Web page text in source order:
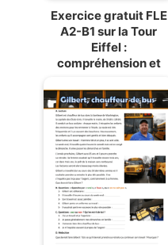
Exercice gratuit FLE
A2-B1 sur la Tour
Eiffel :
compréhension et